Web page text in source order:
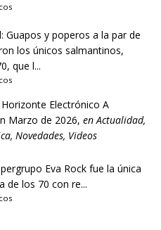
Guapos y poperos a la par de
los únicos salmantinos,
que l...
Electrónico A
Marzo de 2026, enActualidad,
, Novedades, Videos
Eva Rock fue la única
de los 70 con re...